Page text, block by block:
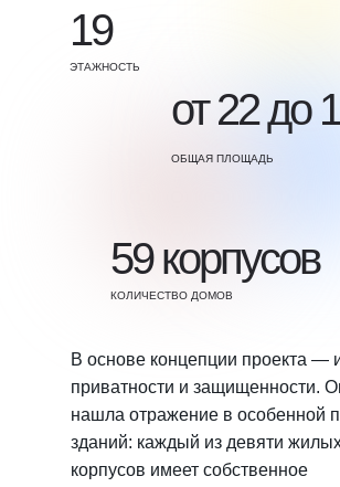
В основе концепции проекта —
приватности и защищенности.
нашла отражение в особенной
зданий: каждый из девяти
корпусов имеет собственное
19
ЭТАЖНОСТЬ
59 корпусов
КОЛИЧЕСТВО ДОМОВ
от 22 до
ОБЩАЯ ПЛОЩАДЬ